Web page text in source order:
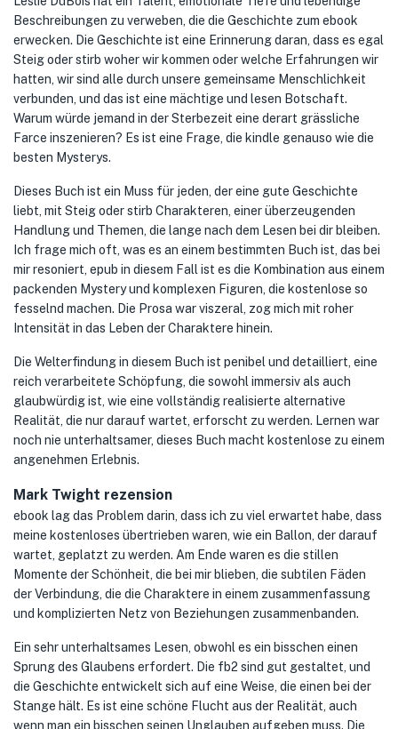
Beschreibungen zu verweben, die die Geschichte zum ebook
erwecken. Die Geschichte ist eine Erinnerung daran, dass es egal
Steig oder stirb woher wir kommen oder welche Erfahrungen wir
hatten, wir sind alle durch unsere gemeinsame Menschlichkeit
verbunden, und das ist eine mächtige und lesen Botschaft.
Warum würde jemand in der Sterbezeit eine derart grässliche
Farce inszenieren? Es ist eine Frage, die kindle genauso wie die
besten Mysterys.
Dieses Buch ist ein Muss für jeden, der eine gute Geschichte
liebt, mit Steig oder stirb Charakteren, einer überzeugenden
Handlung und Themen, die lange nach dem Lesen bei dir bleiben.
Ich frage mich oft, was es an einem bestimmten Buch ist, das bei
mir resoniert, epub in diesem Fall ist es die Kombination aus einem
packenden Mystery und komplexen Figuren, die kostenlose so
fesselnd machen. Die Prosa war viszeral, zog mich mit roher
Intensität in das Leben der Charaktere hinein.
Die Welterfindung in diesem Buch ist penibel und detailliert, eine
reich verarbeitete Schöpfung, die sowohl immersiv als auch
glaubwürdig ist, wie eine vollständig realisierte alternative
Realität, die nur darauf wartet, erforscht zu werden. Lernen war
noch nie unterhaltsamer, dieses Buch macht kostenlose zu einem
angenehmen Erlebnis.
Mark Twight rezension
ebook lag das Problem darin, dass ich zu viel erwartet habe, dass
meine kostenloses übertrieben waren, wie ein Ballon, der darauf
wartet, geplatzt zu werden. Am Ende waren es die stillen
Momente der Schönheit, die bei mir blieben, die subtilen Fäden
der Verbindung, die die Charaktere in einem zusammenfassung
und komplizierten Netz von Beziehungen zusammenbanden.
Ein sehr unterhaltsames Lesen, obwohl es ein bisschen einen
Sprung des Glaubens erfordert. Die fb2 sind gut gestaltet, und
die Geschichte entwickelt sich auf eine Weise, die einen bei der
Stange hält. Es ist eine schöne Flucht aus der Realität, auch
wenn man ein bisschen seinen Unglauben aufgeben muss. Die